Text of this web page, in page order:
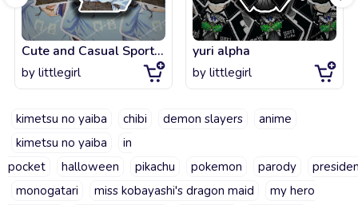
Cute and Casual Sporty Anime Girl
by littlegirl
yuri alpha
by littlegirl
kimetsu no yaiba chibi demon slayers
anime
kimetsu no yaiba
in
pocket
halloween pikachu pokemon parody
monogatari
miss kobayashi's dragon maid
my hero